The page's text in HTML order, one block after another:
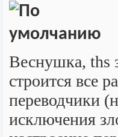
Веснушка, ths
строится все
переводчики
исключения